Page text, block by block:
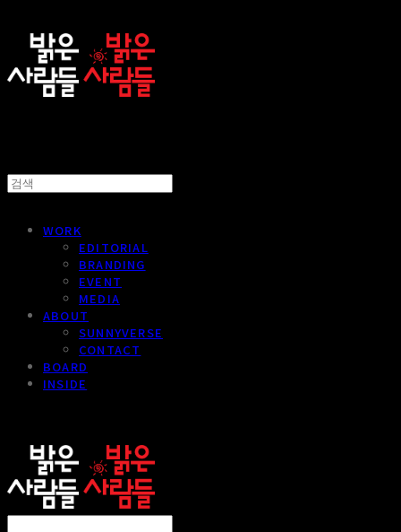
WORK
EDITORIAL
BRANDING
EVENT
MEDIA
ABOUT
SUNNYVERSE
CONTACT
BOARD
INSIDE